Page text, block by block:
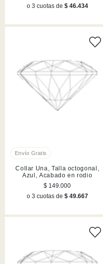
o 3 cuotas de $ 46.434
Collar Una, Talla octogonal,
Azul, Acabado en rodio
$ 149.000
o 3 cuotas de $ 49.667